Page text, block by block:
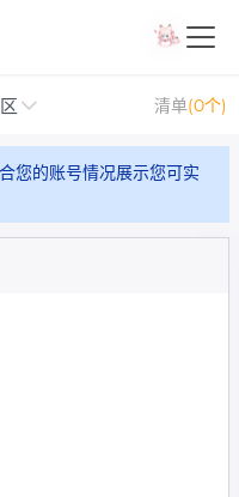
清单(0个)
您的账号情况展示您可实